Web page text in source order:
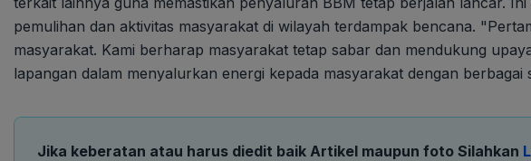
pemulihan dan aktivitas masyarakat di wilayah terdampak bencana.
masyarakat. Kami berharap masyarakat tetap sabar dan mendukung
lapangan dalam menyalurkan energi kepada masyarakat dengan
Jika keberatan atau harus diedit baik Artikel maupun foto Silahkan